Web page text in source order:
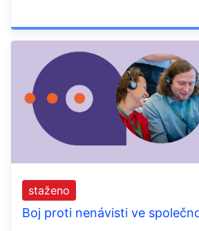
Boj proti nenávisti ve
staženo